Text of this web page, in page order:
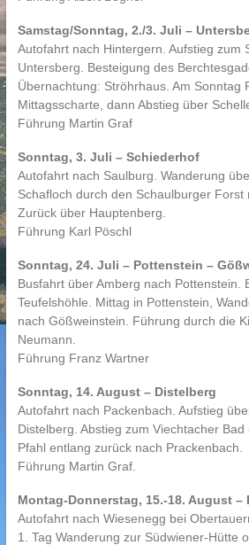
Samstag/Sonntag, 2./3. Juli –
Autofahrt nach Hintergern. Aufstieg zum
Untersberg. Besteigung des
Übernachtung: Ströhrhaus. Am Sonntag
Mittagsscharte, dann Abstieg über
Führung Martin Graf
Sonntag, 3. Juli – Schiederhof
Autofahrt nach Saulburg. Wanderung
Schafloch durch den Schaulburger Forst
Zurück über Hauptenberg.
Führung Karl Pöschl
Sonntag, 24. Juli – Pottenstein –
Busfahrt über Amberg nach Pottenstein.
Teufelshöhle. Mittag in Pottenstein,
nach Gößweinstein. Führung durch die
Neumann.
Führung Franz Wartner
Sonntag, 14. August – Distelberg
Autofahrt nach Packenbach. Aufstieg
Distelberg. Abstieg zum Viechtacher
Pfahl entlang zurück nach Prackenbach.
Führung Martin Graf.
Montag-Donnerstag, 15.-18. August –
Autofahrt nach Wiesenegg bei
1. Tag Wanderung zur Südwiener-Hütte